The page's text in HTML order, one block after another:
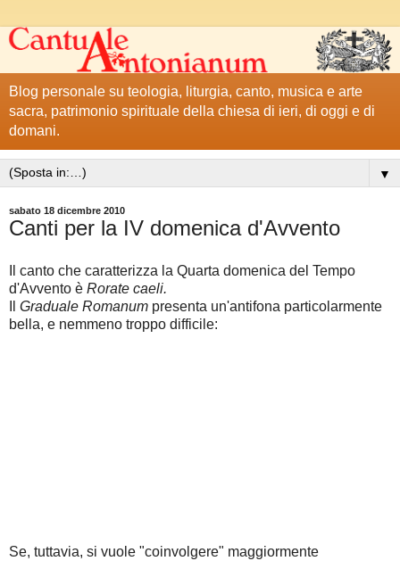
Blog personale su teologia, liturgia, canto, musica e arte
sacra, patrimonio spirituale della chiesa di ieri, di oggi e di
domani.
▼
sabato 18 dicembre 2010
Canti per la IV domenica d'Avvento
Il canto che caratterizza la Quarta domenica del Tempo
d'Avvento è Rorate caeli.
Graduale Romanum presenta un'antifona particolarmente
bella, e nemmeno troppo difficile:
Se, tuttavia, si vuole "coinvolgere" maggiormente